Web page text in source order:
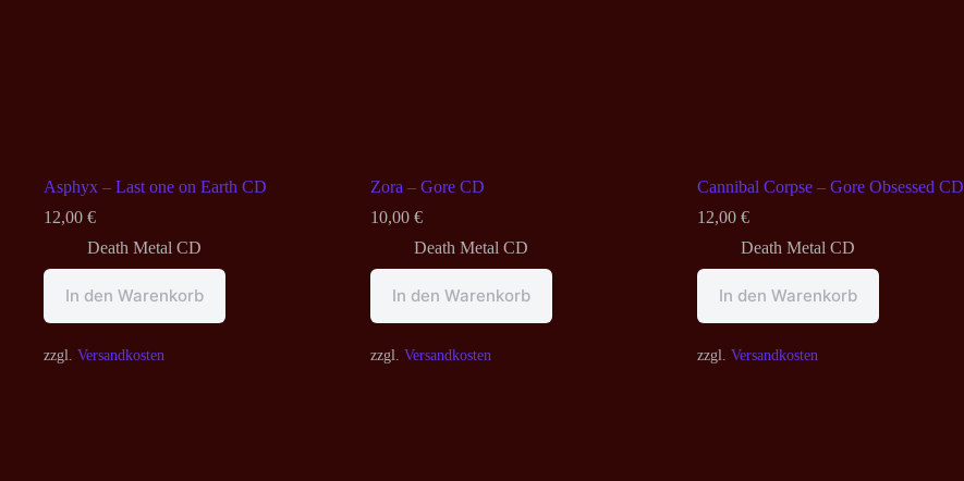
Asphyx – Last one on Earth CD
12,00 €
Death Metal CD
In den Warenkorb
zzgl. Versandkosten
Zora – Gore CD
10,00 €
Death Metal CD
In den Warenkorb
zzgl. Versandkosten
Cannibal Corpse – Gore Obsessed CD
12,00 €
Death Metal CD
In den Warenkorb
zzgl. Versandkosten